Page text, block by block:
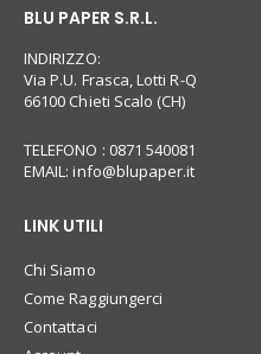
BLU PAPER S.R.L.
INDIRIZZO:
Via P.U. Frasca, Lotti R-Q
66100 Chieti Scalo (CH)
TELEFONO : 0871 540081
EMAIL:info@blupaper.it
LINK UTILI
Chi Siamo
Come Raggiungerci
Contattaci